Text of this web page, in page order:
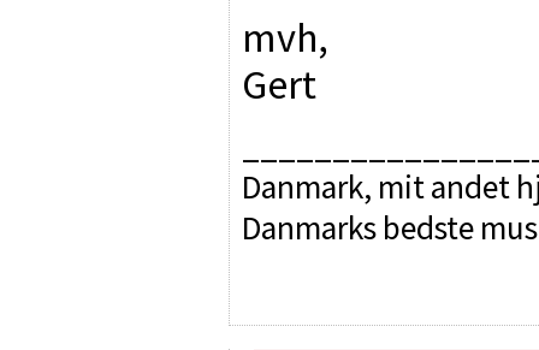
mvh,
Gert
Danmark, mit andet
Danmarks bedste